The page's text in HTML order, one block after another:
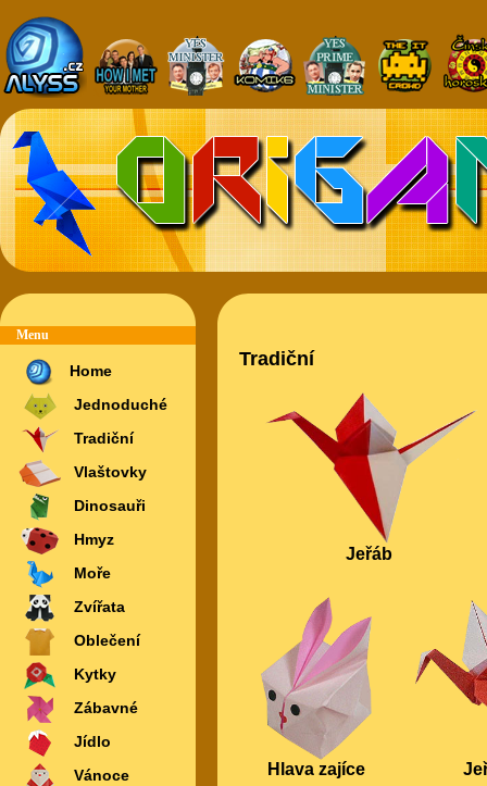
Menu
Home
Jednoduché
Tradiční
Vlaštovky
Dinosauři
Hmyz
Moře
Zvířata
Oblečení
Kytky
Zábavné
Jídlo
Vánoce
Tradiční
Jeřáb
Hlava zajíce